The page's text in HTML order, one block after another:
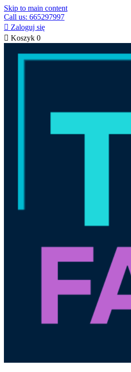
Skip to main content
Call us: 665297997
 Zaloguj się
 Koszyk 0